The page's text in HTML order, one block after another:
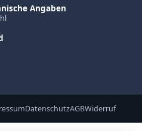
Angaben
DatenschutzAGBWiderruf